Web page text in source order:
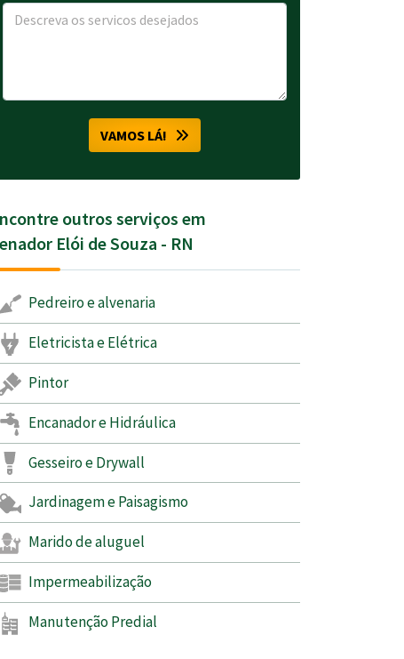
VAMOS LÁ!
outros serviços em
Elói de Souza - RN
Pedreiro e alvenaria
Eletricista e Elétrica
Pintor
Encanador e Hidráulica
Gesseiro e Drywall
Jardinagem e Paisagismo
Marido de aluguel
Impermeabilização
Manutenção Predial